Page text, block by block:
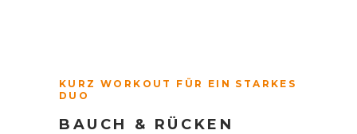
KURZ WORKOUT FÜR EIN STARKES
DUO
BAUCH & RÜCKEN